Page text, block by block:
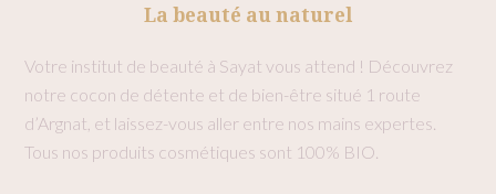
La beauté au naturel
Votre institut de beauté à Sayat vous attend ! Découvrez
notre cocon de détente et de bien-être situé 1 route
d’Argnat, et laissez-vous aller entre nos mains expertes.
Tous nos produits cosmétiques sont 100% BIO.